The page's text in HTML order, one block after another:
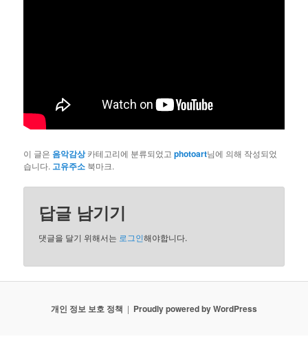
이 글은음악감상카테고리에 분류되었고photoart님에 의해 작성되었
습니다. 고유주소 북마크.
답글 남기기
댓글을 달기 위해서는 로그인해야합니다.
개인 정보 보호 정책 Proudly powered by WordPress